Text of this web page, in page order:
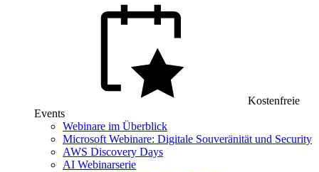
Kostenfreie
Events
Webinare im Überblick
Microsoft Webinare: Digitale Souveränität und Security
AWS Discovery Days
AI Webinarserie